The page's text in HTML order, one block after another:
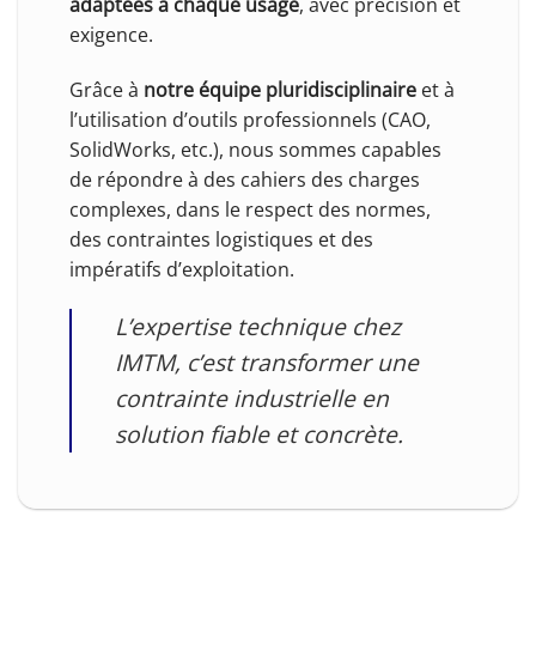
exigence.
Grâce à notre équipe pluridisciplinaireet à
l’utilisation d’outils professionnels (CAO,
SolidWorks, etc.), nous sommes capables
de répondre à des cahiers des charges
complexes, dans le respect des normes,
des contraintes logistiques et des
impératifs d’exploitation.
L’expertise technique chez
IMTM, c’est transformer une
contrainte industrielle en
solution fiable et concrète.